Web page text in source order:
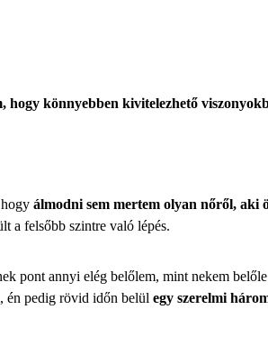
hogy könnyebben kivitelezhető
álmodni sem mertem olyan nőről, aki
a felsőbb szintre való lépés.
pont annyi elég belőlem, mint nekem
én pedig rövid időn belül egy szerelmi